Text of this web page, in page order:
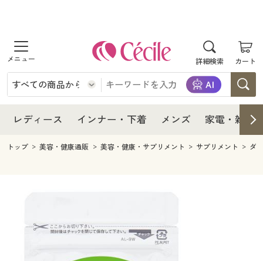
詳細検索 カート
商品を探す
レディース
レディースファッション
インナー・下着
インナー・下着通販すべて
メンズ
寝具・インテリア・家具通販すべて
レディース インナー・下着 メンズ 家電・雑貨
レディース
レディース通販すべて
レディースファッション
インナー・下着
インナー・下着通販すべて
メンズ
キッチン・雑貨・日用品
家具・収納
美容・健康通販すべて
制服・スクール
トップ 美容・健康通販 美容・健康・サプリメント サプリメント ダ